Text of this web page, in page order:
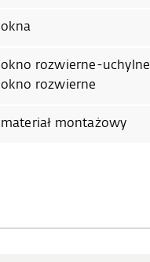
okna
okno rozwierne-uchylne
okno rozwierne
materiał montażowy